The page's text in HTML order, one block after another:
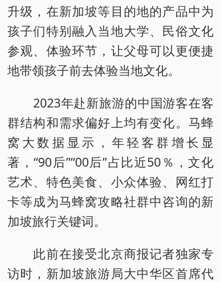
升级，在新加坡等目的地的产品中为
孩子们特别融入当地大学、民俗文化
参观、体验环节，让父母可以更便捷
地带领孩子前去体验当地文化。
2023年赴新旅游的中国游客在客
群结构和需求偏好上均有变化。马蜂
窝大数据显示，年轻客群增长显
著，“90后”“00后”占比近50％，文化
艺术、特色美食、小众体验、网红打
卡等成为马蜂窝攻略社群中咨询的新
加坡旅行关键词。
此前在接受北京商报记者独家专
访时，新加坡旅游局大中华区首席代